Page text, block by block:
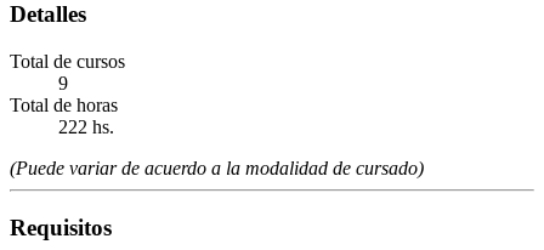
Detalles
Total de cursos
9
Total de horas
222 hs.
(Puede variar de acuerdo a la modalidad de cursado)
Requisitos